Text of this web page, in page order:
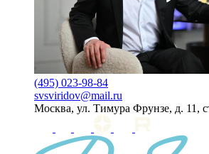
(495) 023-98-84
svsviridov@mail.ru
Москва, ул. Тимура Фрунзе, д. 11,